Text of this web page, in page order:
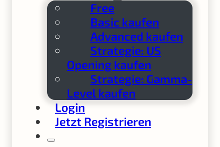
Free
Basic kaufen
Advanced kaufen
Strategie: US
Opening kaufen
Strategie: Gamma-
Level kaufen
Login
Jetzt Registrieren